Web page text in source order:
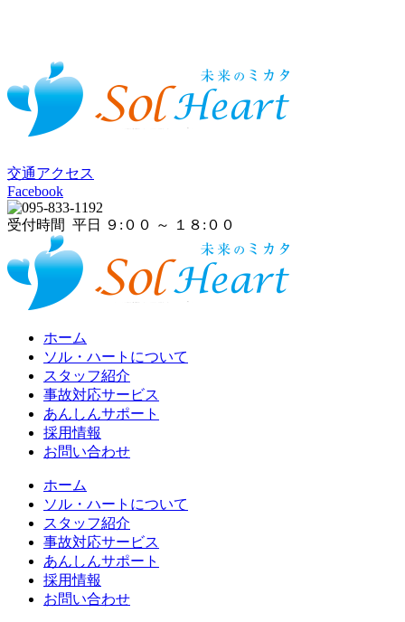
交通アクセス
Facebook
受付時間 平日 ９:００ ～ １８:００
ホーム
ソル・ハートについて
スタッフ紹介
事故対応サービス
あんしんサポート
採用情報
お問い合わせ
ホーム
ソル・ハートについて
スタッフ紹介
事故対応サービス
あんしんサポート
採用情報
お問い合わせ